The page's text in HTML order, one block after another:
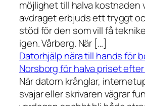
möjlighet till halva kostnaden
avdraget erbjuds ett tryggt
stöd för den som vill få
igen. Vårberg. När […]
Datorhjälp nära till hands för
Norsborg för halva priset
När datorn krånglar,
svajar eller skrivaren vägrar